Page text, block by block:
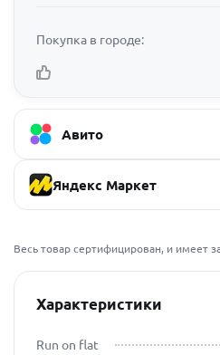
Покупка в городе:
Авито
Яндекс Маркет
Весь товар сертифицирован, и имеет
Характеристики
Run on flat